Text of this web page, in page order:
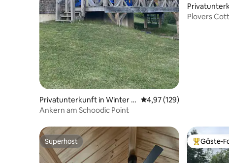
Privatunterkunft in Winter H
arbor
Durchschnittliche
4,97 (129)
Ankern am Schoodic Point
Plovers
Superhost
Superhost Beliebter
Gäste-